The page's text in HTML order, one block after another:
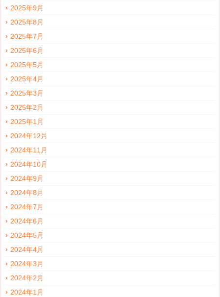
2025年9月
2025年8月
2025年7月
2025年6月
2025年5月
2025年4月
2025年3月
2025年2月
2025年1月
2024年12月
2024年11月
2024年10月
2024年9月
2024年8月
2024年7月
2024年6月
2024年5月
2024年4月
2024年3月
2024年2月
2024年1月